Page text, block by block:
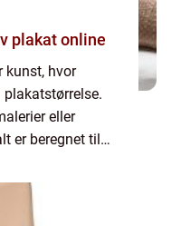
plakat online
kunst, hvor
eller
er beregnet til
...